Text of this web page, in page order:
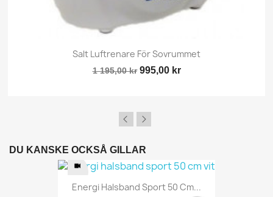
Salt Luftrenare För Sovrummet
1 195,00 kr 995,00 kr
DU KANSKE OCKSÅ GILLAR
Energi Halsband Sport 50 Cm...